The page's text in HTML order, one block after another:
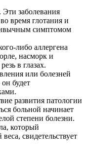
заболевания
время глотания и
симптомом
либо аллергена
насморк и
в глазах.
или болезней
будет
развития патологии
больной начинает
степени болезни.
который
свидетельствует